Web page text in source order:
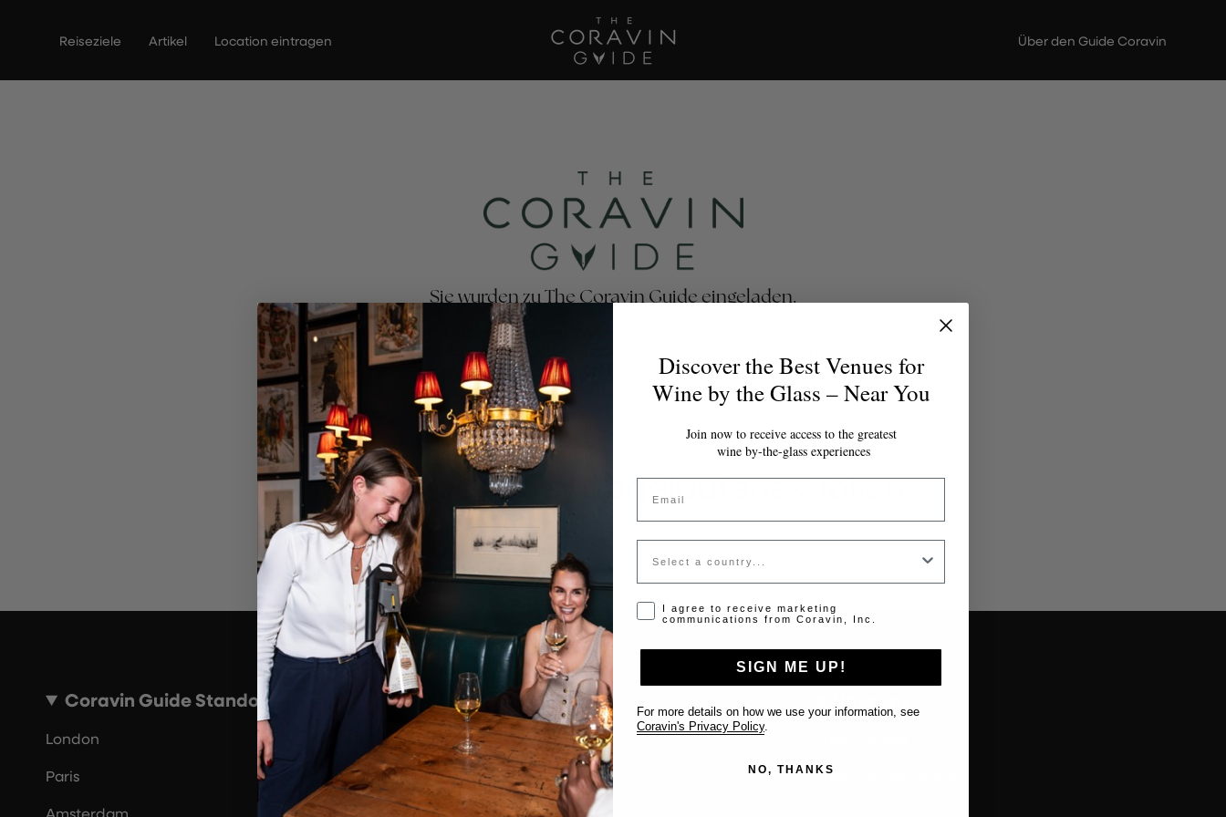
Reiseziele Artikel Location eintragen Über den Guide Coravin
Sie wurden zu The Coravin Guide eingeladen.
The Coravin Guide präsentiert Weinprogramme mit Ausschank im Glas in
Restaurants, Bars, Hotels und Privatclubs, die die Vielfalt und
Entdeckung von Wein zelebrieren – damit Weinliebhaber für jeden
Anlass das perfekte Glas finden.
~10 MINUTENIHRE EINGABEN WERDEN AUTOMATISCH GESPEICHERT.
Ungültiges oder abgelaufenes Token
Bitte kontaktieren Sie den Administrator für ein gültiges Token.
Coravin Guide Standorte
London
Paris
Amsterdam
Support
Kontakt
Location eintragen
FAQ
Über Coravin Guide
Discover the Best Venues for
Wine by the Glass – Near You
Join now to receive access to the greatest
wine by-the-glass experiences
Email
Country
Opt-in disclaimer
I agree to receive marketing
communications from Coravin, Inc.
SIGN ME UP!
For more details on how we use your information, see
Coravin's Privacy Policy
NO, THANKS